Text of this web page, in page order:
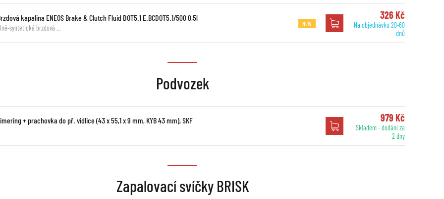
kapalina ENEOS Brake & Clutch Fluid DOT5.1 E.BCDOT5.1/500 0,5l
syntetická brzdová … NEW
326 Kč
Na objednávku 20-60
dnů
Podvozek
+ prachovka do př. vidlice (43 x 55,1 x 9 mm, KYB 43 mm), SKF 979 Kč
Skladem - dodání za
2 dny
Zapalovací svíčky BRISK